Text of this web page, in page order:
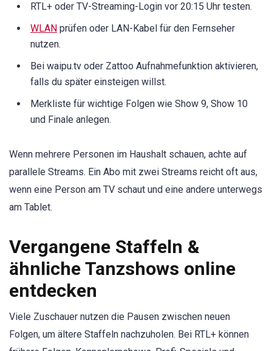
RTL+ oder TV-Streaming-Login vor 20:15 Uhr testen.
WLAN prüfen oder LAN-Kabel für den Fernseher
nutzen.
Bei waipu.tv oder Zattoo Aufnahmefunktion aktivieren,
falls du später einsteigen willst.
Merkliste für wichtige Folgen wie Show 9, Show 10
und Finale anlegen.
Wenn mehrere Personen im Haushalt schauen, achte auf
parallele Streams. Ein Abo mit zwei Streams reicht oft aus,
wenn eine Person am TV schaut und eine andere unterwegs
am Tablet.
Vergangene Staffeln &
ähnliche Tanzshows online
entdecken
Viele Zuschauer nutzen die Pausen zwischen neuen
Folgen, um ältere Staffeln nachzuholen. Bei RTL+ können